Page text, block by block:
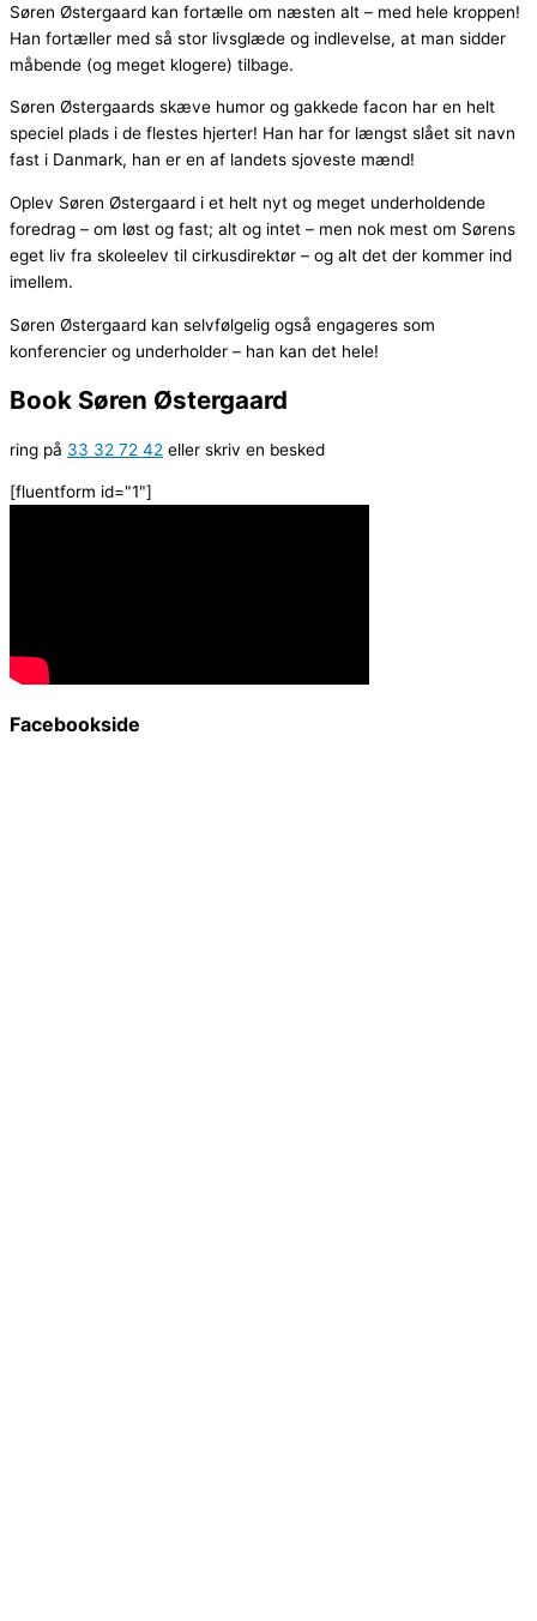
Søren Østergaard kan fortælle om næsten alt – med hele kroppen!
Han fortæller med så stor livsglæde og indlevelse, at man sidder
måbende (og meget klogere) tilbage.
Søren Østergaards skæve humor og gakkede facon har en helt
speciel plads i de flestes hjerter! Han har for længst slået sit navn
fast i Danmark, han er en af landets sjoveste mænd!
Oplev Søren Østergaard i et helt nyt og meget underholdende
foredrag – om løst og fast; alt og intet – men nok mest om Sørens
eget liv fra skoleelev til cirkusdirektør – og alt det der kommer ind
imellem.
Søren Østergaard kan selvfølgelig også engageres som
konferencier og underholder – han kan det hele!
Book Søren Østergaard
ring på 33 32 72 42 eller skriv en besked
[fluentform id="1"]
Facebookside